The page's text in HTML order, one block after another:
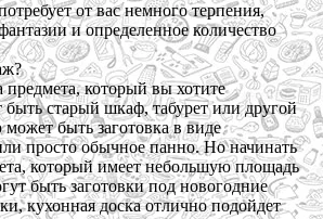
от вас немного терпения,
и определенное количество
предмета, который вы хотите
старый шкаф, табурет или другой
быть заготовка в виде
просто обычное панно. Но начинать
который имеет небольшую площадь
быть заготовки под новогодние
кухонная доска отлично подойдет